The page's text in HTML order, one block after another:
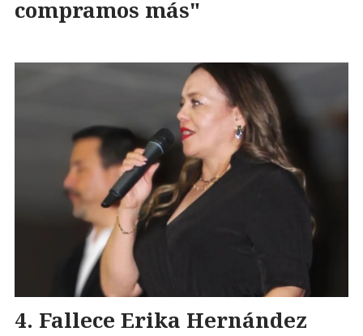
compramos más"
Fallece Erika Hernández